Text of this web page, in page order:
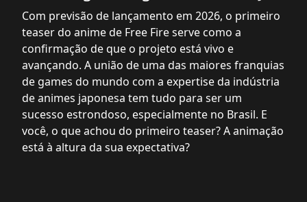
Com previsão de lançamento em 2026, o primeiro
teaser do anime de Free Fire serve como a
confirmação de que o projeto está vivo e
avançando. A união de uma das maiores franquias
de games do mundo com a expertise da indústria
de animes japonesa tem tudo para ser um
sucesso estrondoso, especialmente no Brasil. E
você, o que achou do primeiro teaser? A animação
está à altura da sua expectativa?